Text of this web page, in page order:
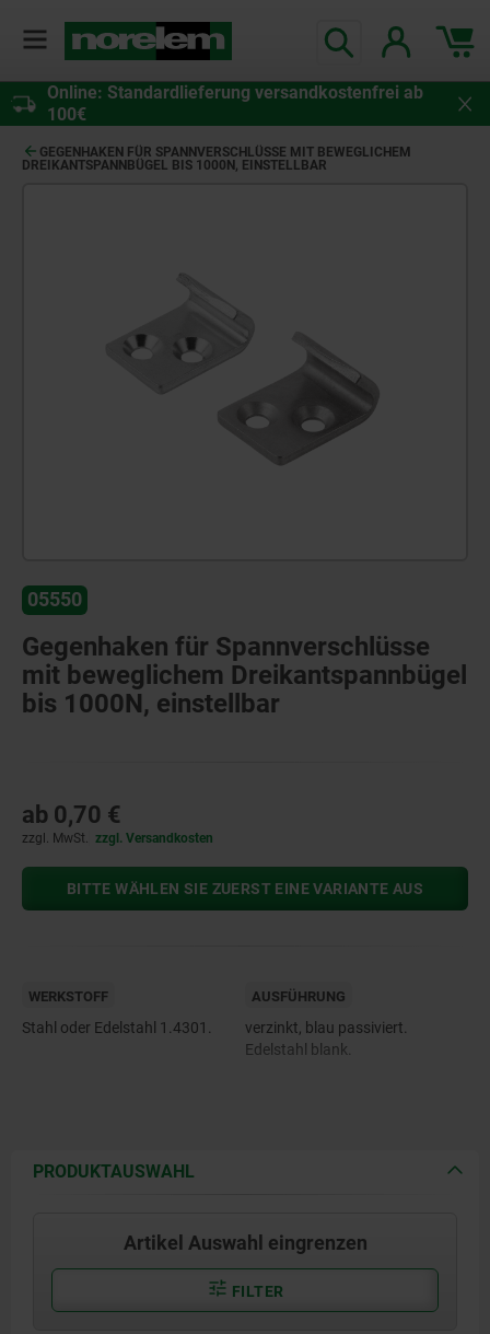
Online: Standardlieferung versandkostenfrei ab
100€
GEGENHAKEN FÜR SPANNVERSCHLÜSSE MIT BEWEGLICHEM
DREIKANTSPANNBÜGEL BIS 1000N, EINSTELLBAR
05550
Gegenhaken für Spannverschlüsse
mit beweglichem Dreikantspannbügel
bis 1000N, einstellbar
ab 0,70 €
zzgl. MwSt. zzgl. Versandkosten
BITTE WÄHLEN SIE ZUERST EINE VARIANTE AUS
WERKSTOFF
Stahl oder Edelstahl 1.4301.
AUSFÜHRUNG
verzinkt, blau passiviert.
Edelstahl blank.
PRODUKTAUSWAHL
Artikel Auswahl eingrenzen
FILTER